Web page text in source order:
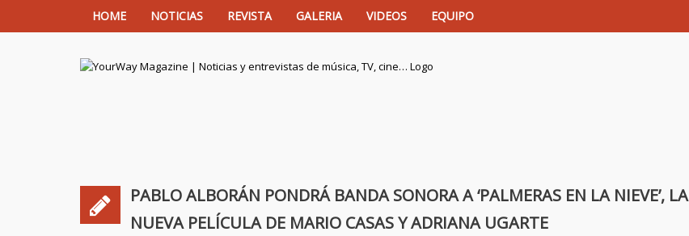
HOME NOTICIAS REVISTA GALERIA VIDEOS EQUIPO
PABLO ALBORÁN PONDRÁ BANDA SONORA A ‘PALMERAS EN LA NIEVE’, LA
NUEVA PELÍCULA DE MARIO CASAS Y ADRIANA UGARTE